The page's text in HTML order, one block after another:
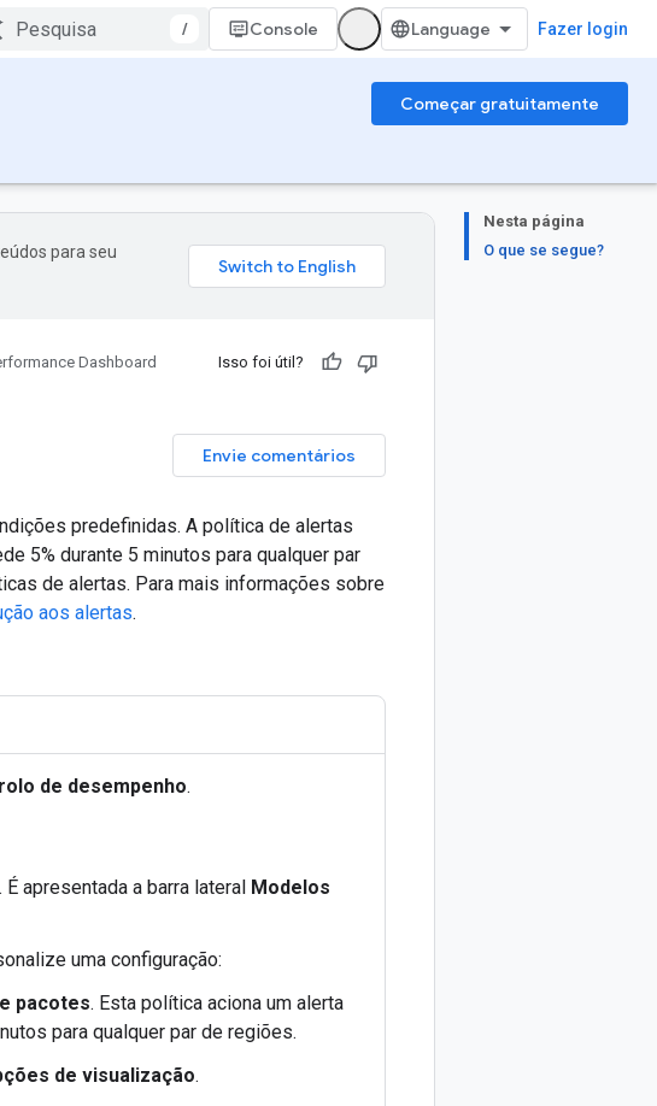
/ Console Fazer login
Começar gratuitamente
Nesta página
O que se segue?
para seu
Dashboard
Isso foi útil?
Envie comentários
predefinidas. A política de alertas
5% durante 5 minutos para qualquer par
de alertas. Para mais informações sobre
aos alertas.
de desempenho.
. É apresentada a barra lateral Modelos
uma configuração:
pacotes. Esta política aciona um alerta
para qualquer par de regiões.
de visualização.